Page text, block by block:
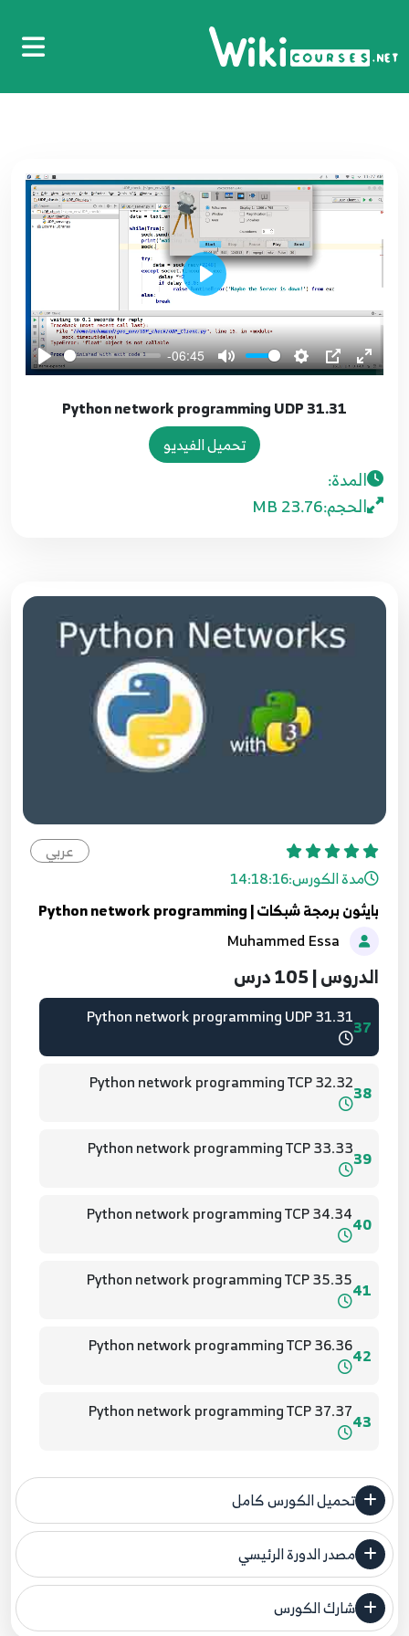
-06:45
Play
31.31 Python network programming UDP
تحميل الفيديو
المدة:
الحجم:23.76 MB
عربي
مدة الكورس:14:18:16
بايثون برمجة شبكات | Python network programming
الدروس | 105 درس
23
17.17 Python network programming ------
Routing and Python App
25
20.20 Python network programming UDP
27
21.21 Python network programming UDP
29
23.23 Python network programming UDP
25.25 Python network programming UDP
34
28.28 Python network programming UDP
29.29 Python network programming UDP
30.30 Python network programming UDP
37
31.31 Python network programming UDP
38
32.32 Python network programming TCP
39
33.33 Python network programming TCP
40
34.34 Python network programming TCP
41
35.35 Python network programming TCP
42
36.36 Python network programming TCP
43
37.37 Python network programming TCP
44
38.38 Python network programming TCP
45
46
40.40 Python network programming TCP
تحميل الكورس كامل
مصدر الدورة الرئيسي
فنحن لا ندعي ملكية أي دورة ولهذا نضع المصدر الأصلي لكم
شارك الكورس